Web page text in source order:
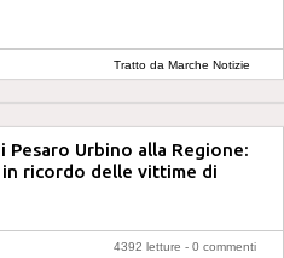
Tratto da Marche Notizie
Pesaro Urbino alla Regione:
ricordo delle vittime di
4392 letture - 0 commenti